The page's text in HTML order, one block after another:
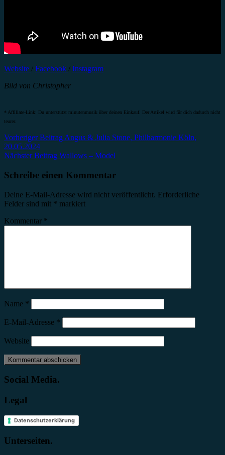
Website / Facebook / Instagram
Bild von Christopher
* Affiliate-Link: Du unterstützt minutenmusik über deinen Einkauf. Der Artikel wird für dich dadurch nicht
teurer.
Beitragsnavigation
Vorheriger Beitrag Angus & Julia Stone, Philharmonie Köln,
20.05.2024
Nächster Beitrag Wallows – Model
Schreibe einen Kommentar
Deine E-Mail-Adresse wird nicht veröffentlicht. Erforderliche
Felder sind mit * markiert
Kommentar *
Name *
E-Mail-Adresse *
Website
Social Media.
Legal
Datenschutzerklärung
Unterseiten.